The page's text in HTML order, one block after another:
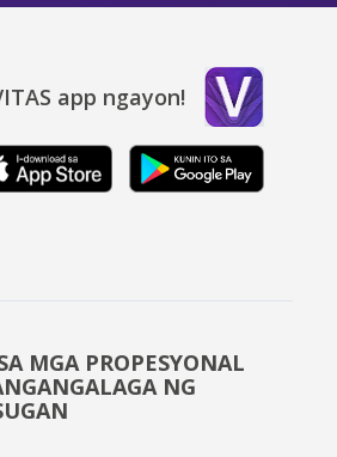
app ngayon!
MGA PROPESYONAL
NG